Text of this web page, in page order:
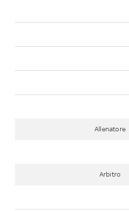
Allenatore
Arbitro